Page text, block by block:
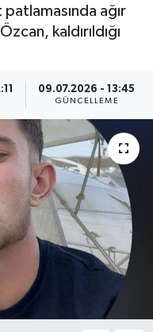
ağır
kaldırıldığı
09.07.2026 - 13:45
GÜNCELLEME